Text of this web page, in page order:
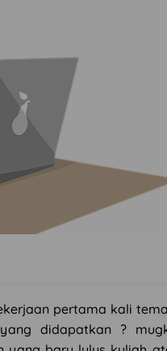
pertama kali
didapatkan ?